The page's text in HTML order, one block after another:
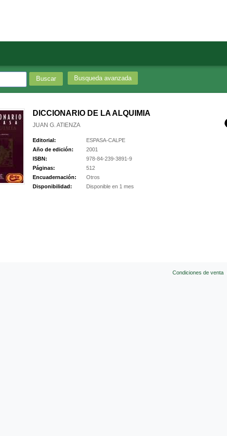
Busqueda avanzada
DICCIONARIO DE LA ALQUIMIA
JUAN G. ATIENZA
Editorial:
ESPASA-CALPE
Año de edición:
2001
ISBN:
978-84-239-3891-9
Páginas:
512
Encuadernación:
Otros
Disponibilidad:
Disponible en 1 mes
Condiciones de venta